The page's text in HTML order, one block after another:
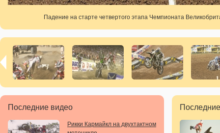
Падение на старте четвертого этапа Чемпионата
Последние видео
Рикки Кармайкл на двухтактном